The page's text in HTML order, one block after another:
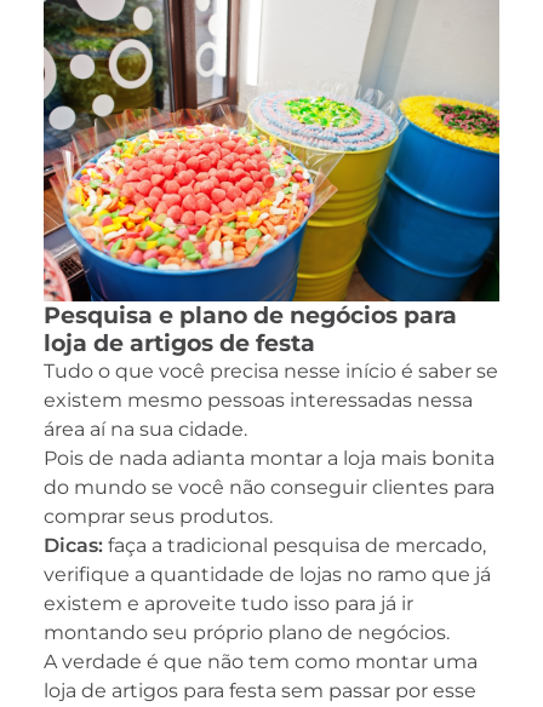
Pesquisa e plano de negócios para
loja de artigos de festa
Tudo o que você precisa nesse início é saber se
existem mesmo pessoas interessadas nessa
área aí na sua cidade.
Pois de nada adianta montar a loja mais bonita
do mundo se você não conseguir clientes para
comprar seus produtos.
Dicas: faça a tradicional pesquisa de mercado,
verifique a quantidade de lojas no ramo que já
existem e aproveite tudo isso para já ir
montando seu próprio plano de negócios.
A verdade é que não tem como montar uma
loja de artigos para festa sem passar por esse